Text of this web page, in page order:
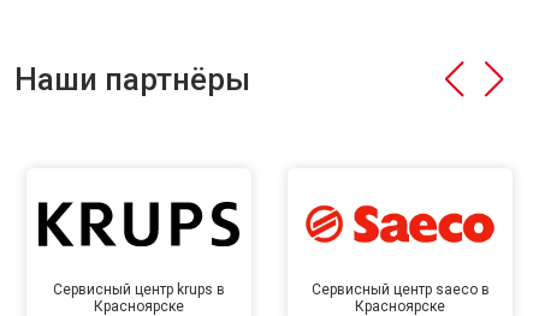
Наши партнёры
Сервисный центр krups в
Красноярске
Сервисный центр saeco в
Красноярске